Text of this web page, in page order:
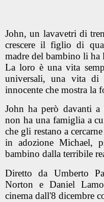
John, un lavavetri di
crescere il figlio di
madre del bambino li ha
La loro è una vita
universali, una vita di
innocente che mostra la
John ha però davanti
non ha una famiglia a
che gli restano a
in adozione Michael,
bambino dalla terribile
Diretto da Umberto
Norton e Daniel
cinema dall'8 dicembre